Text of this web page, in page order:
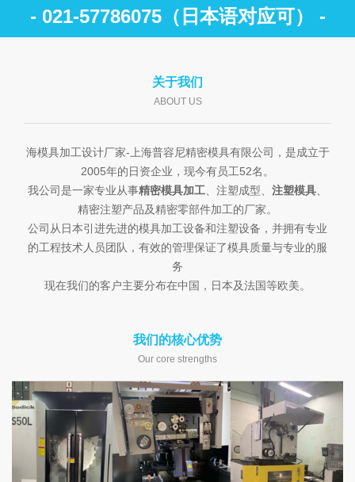
- 021-57786075（日本语对应可） -
关于我们
ABOUT US
海模具加工设计厂家-上海普容尼精密模具有限公司，是成立于
2005年的日资企业，现今有员工52名。
我公司是一家专业从事精密模具加工、注塑成型、 注塑模具、
精密注塑产品及精密零部件加工的厂家。
公司从日本引进先进的模具加工设备和注塑设备，并拥有专业
的工程技术人员团队，有效的管理保证了模具质量与专业的服
务
现在我们的客户主要分布在中国，日本及法国等欧美。
我们的核心优势
Our core strengths